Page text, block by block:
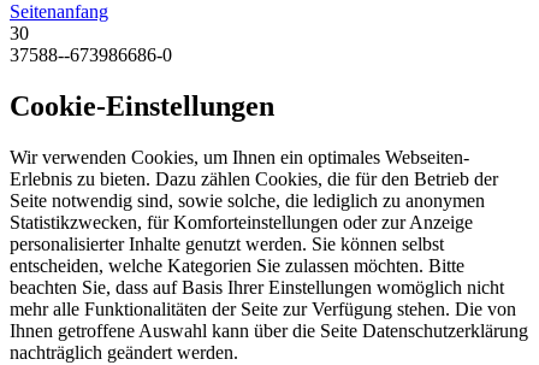
Seitenanfang
30
37588--673986686-0
Cookie-Einstellungen
Wir verwenden Cookies, um Ihnen ein optimales Webseiten-
Erlebnis zu bieten. Dazu zählen Cookies, die für den Betrieb der
Seite notwendig sind, sowie solche, die lediglich zu anonymen
Statistikzwecken, für Komforteinstellungen oder zur Anzeige
personalisierter Inhalte genutzt werden. Sie können selbst
entscheiden, welche Kategorien Sie zulassen möchten. Bitte
beachten Sie, dass auf Basis Ihrer Einstellungen womöglich nicht
mehr alle Funktionalitäten der Seite zur Verfügung stehen. Die von
Ihnen getroffene Auswahl kann über die Seite Datenschutzerklärung
nachträglich geändert werden.